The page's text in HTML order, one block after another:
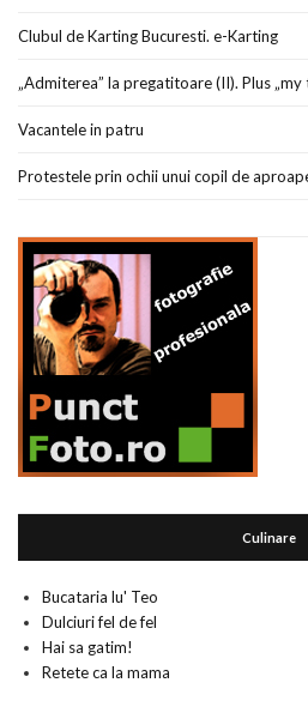
Clubul de Karting Bucuresti. e-Karting
„Admiterea” la pregatitoare (II). Plus „my
Vacantele in patru
Protestele prin ochii unui copil de
Culinare
Bucataria lu' Teo
Dulciuri fel de fel
Hai sa gatim!
Retete ca la mama